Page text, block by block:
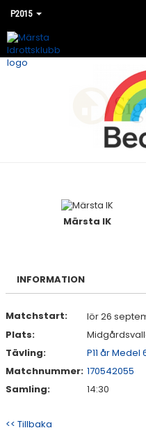
P2015
HEM
Märsta IK
INFORMATION
Matchstart:
lör 26
Plats:
Tävling:
P11 år Medel
Matchnummer: 170542055
Samling:
14:30
<< Tillbaka